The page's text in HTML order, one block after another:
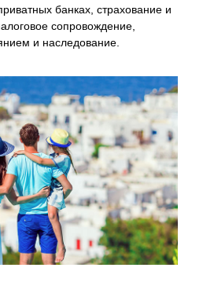
банках, страхование и
сопровождение,
и наследование.